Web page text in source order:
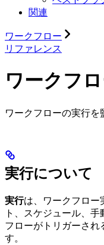
関連
ワークフロー
リファレンス
ワークフ
ワークフローの実行を
実行について
実行は、ワークフロー
ト、スケジュール、手
フローがトリガーされ
す。